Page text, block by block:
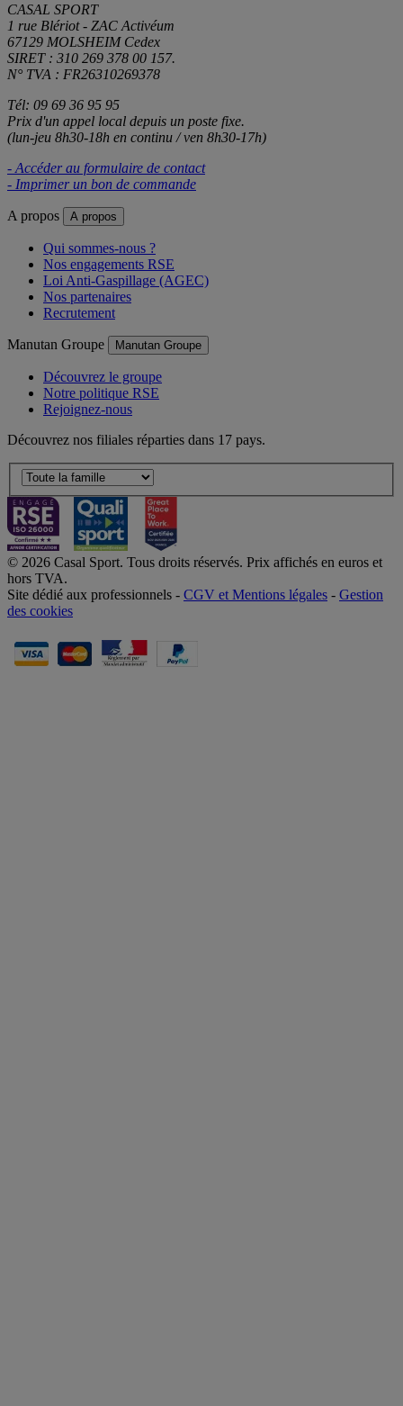
CASAL SPORT
1 rue Blériot - ZAC Activéum
67129 MOLSHEIM Cedex
SIRET : 310 269 378 00 157.
N° TVA : FR26310269378
Tél: 09 69 36 95 95
Prix d'un appel local depuis un poste fixe.
(lun-jeu 8h30-18h en continu / ven 8h30-17h)
- Accéder au formulaire de contact
- Imprimer un bon de commande
A propos A propos
Qui sommes-nous ?
Nos engagements RSE
Loi Anti-Gaspillage (AGEC)
Nos partenaires
Recrutement
Manutan Groupe Manutan Groupe
Découvrez le groupe
Notre politique RSE
Rejoignez-nous
Découvrez nos filiales réparties dans 17 pays.
© 2026 Casal Sport. Tous droits réservés. Prix affichés en euros et
hors TVA.
Site dédié aux professionnels - CGV et Mentions légales - Gestion
des cookies